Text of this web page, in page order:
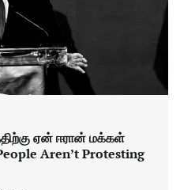
ஏன் ஈரான் மக்கள்
Aren’t Protesting